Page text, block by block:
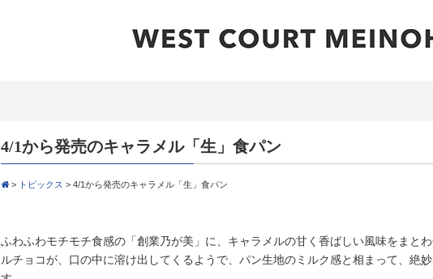
4/1から発売のキャラメル「生」食パン
> トピックス > 4/1から発売のキャラメル「生」食パン
ふわふわモチモチ食感の「創業乃が美」に、キャラメルの甘く香ばしい風味をまと
ルチョコが、口の中に溶け出してくるようで、パン生地のミルク感と相まって、絶